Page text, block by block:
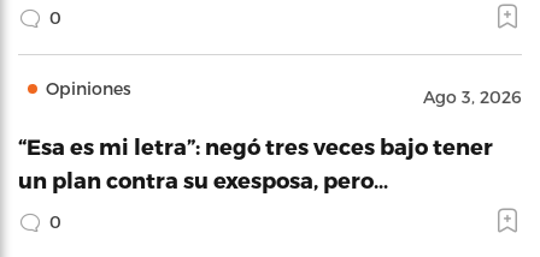
0
Opiniones Ago 3, 2026
“Esa es mi letra”: negó tres veces bajo tener
un plan contra su exesposa, pero…
0